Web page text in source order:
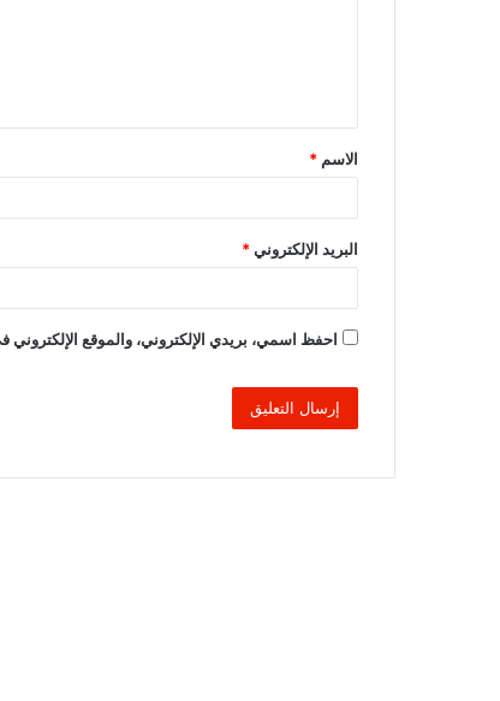
ق
*
الاسم *
البريد الإلكتروني*
احفظ اسمي، بريدي الإلكتروني، والموقع